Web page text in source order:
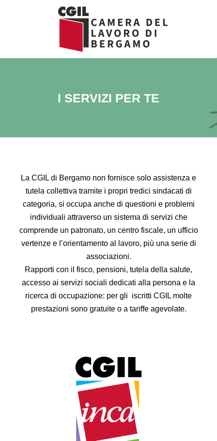
I SERVIZI PER TE
La CGIL di Bergamo non fornisce solo assistenza e
tutela collettiva tramite i propri tredici sindacati di
categoria, si occupa anche di questioni e problemi
individuali attraverso un sistema di servizi che
comprende un patronato, un centro fiscale, un ufficio
vertenze e l’orientamento al lavoro, più una serie di
associazioni.
Rapporti con il fisco, pensioni, tutela della salute,
accesso ai servizi sociali dedicati alla persona e la
ricerca di occupazione: per gli iscritti CGIL molte
prestazioni sono gratuite o a tariffe agevolate.